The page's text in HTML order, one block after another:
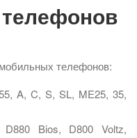
телефонов:
A, C, S, SL, ME25, 35,
Bios, D800 Voltz,